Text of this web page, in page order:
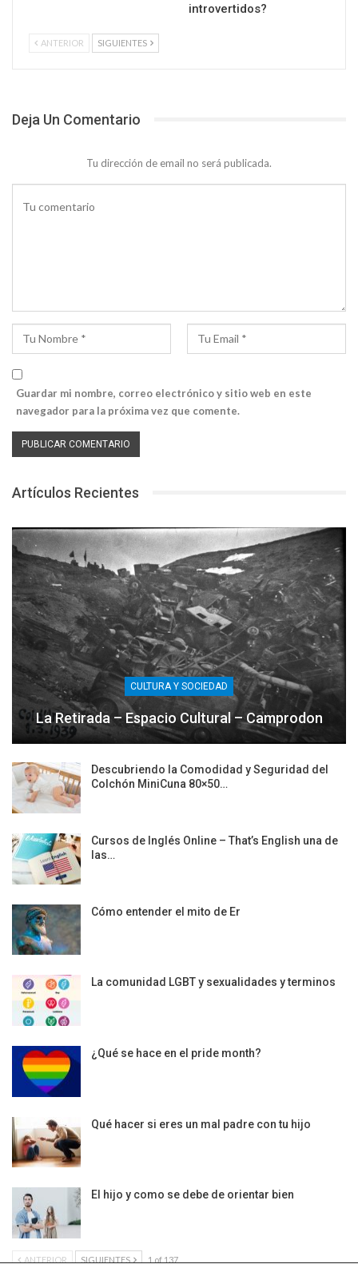
introvertidos?
ANTERIOR SIGUIENTES
Deja Un Comentario
Tu dirección de email no será publicada.
Guardar mi nombre, correo electrónico y sitio web en este
navegador para la próxima vez que comente.
Artículos Recientes
CULTURA Y SOCIEDAD
La Retirada – Espacio Cultural – Camprodon
Descubriendo la Comodidad y Seguridad del
Colchón MiniCuna 80×50…
Cursos de Inglés Online – That’s English una de
las…
Cómo entender el mito de Er
La comunidad LGBT y sexualidades y terminos
¿Qué se hace en el pride month?
Qué hacer si eres un mal padre con tu hijo
El hijo y como se debe de orientar bien
ANTERIOR SIGUIENTES 1 of 137